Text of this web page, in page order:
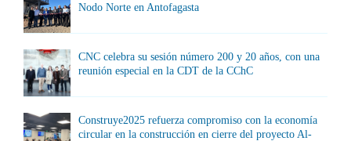
Nodo Norte en Antofagasta
CNC celebra su sesión número 200 y 20 años, con una
reunión especial en la CDT de la CChC
Construye2025 refuerza compromiso con la economía
circular en la construcción en cierre del proyecto Al-